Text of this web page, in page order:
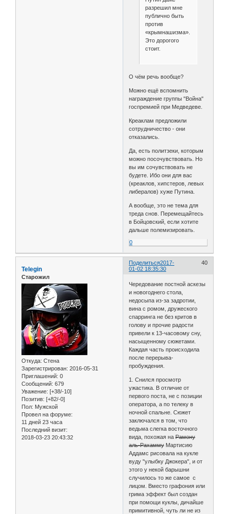
разрешил мне
публично быть
против
«крымнашизма».
Это дорогого
стоит.
О чём речь вообще?
Можно ещё вспомнить
награждение группы "Война"
госпремией при Медведеве.
Креаклам предложили
сотрудничество - они
отказались.
Да, есть политзеки, которым
можно посочувствовать. Но
вы им сочувствовать не
будете. Ибо они для вас
(креаклов, хипстеров, левых
либералов) хуже Путина.
А вообще, это не тема для
треда снов. Перемещайтесь
в Бойцовский, если хотите
дальше полемизировать.
0
Поделиться 40
2017-
01-02 18:35:30
Telegin
Старожил
Откуда: Стена
Зарегистрирован: 2016-05-31
Приглашений: 0
Сообщений: 679
Уважение: [+38/-10]
Позитив: [+82/-0]
Пол: Мужской
Провел на форуме:
11 дней 23 часа
Последний визит:
2018-03-23 20:43:32
Чередование постной аскезы
и новогоднего стола,
недосыпа из-за задротии,
вина с ромом, дружеского
спарринга не без критов в
голову и прочие радости
привели к 13-часовому сну,
насыщенному сюжетами.
Каждая часть происходила
после перерыва-
пробуждения.
1. Снился просмотр
ужастика. В отличие от
первого поста, не с позиции
оператора, а по телеку в
ночной спальне. Сюжет
заключался в том, что
ведьма слегка восточного
вида, похожая наРамону
аль-Рахамму Мартисию
Аддамс рисовала на кукле
вуду "улыбку Джокера", и от
этого у некой барышни
случилось то же самое с
лицом. Вместо графония или
грима эффект был создан
при помощи куклы, дичайше
примитивной, чуть ли не из